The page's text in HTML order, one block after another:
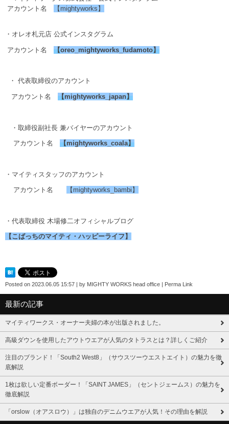
アカウント名
【mightyworks】
・オレオ札元店 公式インスタグラム
アカウント名 【oreo_mightyworks_fudamoto】
・ 代表取締役のアカウント
アカウント名 【mightyworks_japan】
・取締役副社長 兼バイヤーのアカウント
アカウント名 【mightyworks_coala】
・マイティスタッフのアカウント
アカウント名 【mightyworks_bambi】
・代表取締役 木場修二オフィシャルブログ
【こばっちのマイティ・ハッピーライフ】
Posted on 2023.06.05 15:57 by MIGHTY WORKS head office Perma Link
最新の記事
マイティワークス・オーナー夫婦の本が出版されました。
高級ダウンを使用したアウトウエアが人気のタトラスとは？詳しくご紹介
注目のブランド！「South2 West8」（サウスツーウエストエイト）の魅力を徹
底解説
1枚は欲しい定番ボーダー！「SAINT JAMES」（セントジェームス）の魅力を
徹底解説
「orslow（オアスロウ）」は独自のデニムウエアが人気！その理由を解説